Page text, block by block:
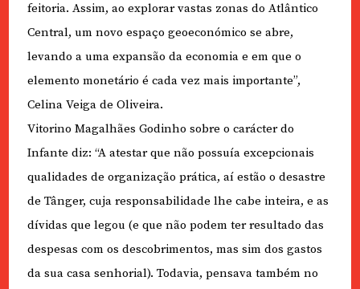
feitoria. Assim, ao explorar vastas zonas do Atlântico
Central, um novo espaço geoeconómico se abre,
levando a uma expansão da economia e em que o
elemento monetário é cada vez mais importante”,
Celina Veiga de Oliveira.
Vitorino Magalhães Godinho sobre o carácter do
Infante diz: “A atestar que não possuía excepcionais
qualidades de organização prática, aí estão o desastre
de Tânger, cuja responsabilidade lhe cabe inteira, e as
dívidas que legou (e que não podem ter resultado das
despesas com os descobrimentos, mas sim dos gastos
da sua casa senhorial). Todavia, pensava também no